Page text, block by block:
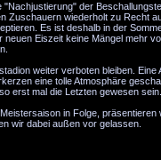
der
Zuschauern wiederholt zu Recht
Es ist deshalb in der
Eiszeit keine Mängel mehr
weiter verboten bleiben.
eine tolle Atmosphäre
erst mal die Letzten gewesen sein.
in Folge,
wir dabei außen vor gelassen.